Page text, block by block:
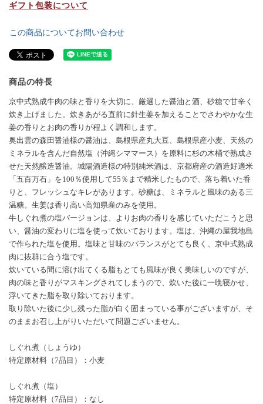
ギフト包装について
この商品についてお問い合わせ
商品の特長
京中式熟成牛肉の味と香りを大切に、厳選した醤油と酒、砂糖で甘辛く
炊き上げました。炊きあがる直前に針生姜を加えることでさわやかな生
姜の香りとお肉の香りが程よく調和します。
奥出雲の森田醤油様の醤油は、島根県産丸大豆、島根県産小麦、天然の
ミネラルを含んだ自然塩（沖縄シママース）を原料に杉の木桶で熟成さ
せた天然醸造醤油。城陽酒造様の特別純米酒は、京都府産の酒造好適米
「五百万石」を100％使用して55％まで精米したもので、落ち着いた香
りと、フレッシュなキレがあります。砂糖は、ミネラルと風味のある三
温糖。生姜は香り高い高知県産のみを使用。
牛しぐれ煮の塩バージョンは、よりお肉の香りを感じていただこうと思
い、醤油の変わりに塩を使って炊いております。塩は、沖縄の屋我地島
で作られた塩を使用。塩味と甘味のバランスがとても良く、京中式熟成
肉に抜群に合う塩です。
炊いている間に溶け出てくる脂もとても風味が良く美味しいのですが、
肉の味と香りがマスキングされてしまうので、炊いた後に一晩寝かせ、
浮いてきた脂を取り除いております。
取り除いた後に少し残った脂が白く固まっている事がございますが、そ
のままお召し上がりいただいて問題ございません。
しぐれ煮（しょうゆ）
特定原材料（7品目）：小麦
しぐれ煮（塩）
特定原材料（7品目）：なし